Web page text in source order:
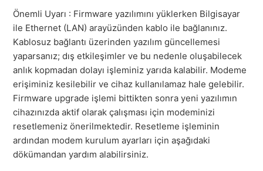
Önemli Uyarı : Firmware yazılımını yüklerken Bilgisayar
ile Ethernet (LAN) arayüzünden kablo ile bağlanınız.
Kablosuz bağlantı üzerinden yazılım güncellemesi
yaparsanız; dış etkileşimler ve bu nedenle oluşabilecek
anlık kopmadan dolayı işleminiz yarıda kalabilir. Modeme
erişiminiz kesilebilir ve cihaz kullanılamaz hale gelebilir.
Firmware upgrade işlemi bittikten sonra yeni yazılımın
cihazınızda aktif olarak çalışması için modeminizi
resetlemeniz önerilmektedir. Resetleme işleminin
ardından modem kurulum ayarları için aşağıdaki
dökümandan yardım alabilirsiniz.